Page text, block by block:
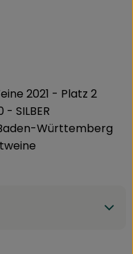
2021 - Platz 2
SILBER
Württemberg